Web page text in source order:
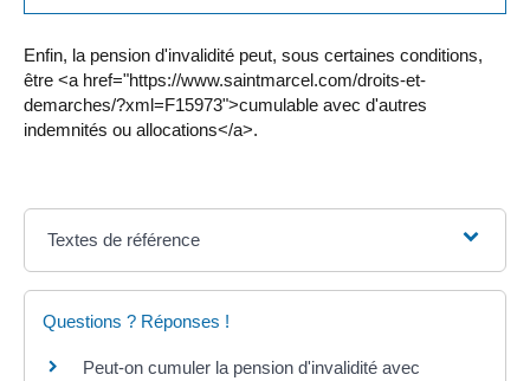
Enfin, la pension d'invalidité peut, sous certaines conditions,
être <a href="https://www.saintmarcel.com/droits-et-
demarches/?xml=F15973">cumulable avec d'autres
indemnités ou allocations</a>.
Textes de référence
Questions ? Réponses !
Peut-on cumuler la pension d'invalidité avec